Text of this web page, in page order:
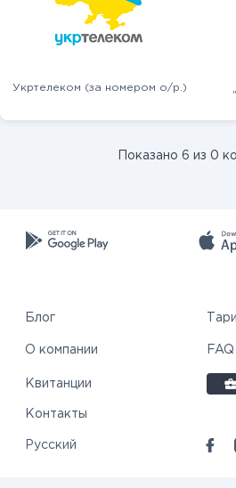
Укртелеком (за номером о/р.)
Показано 6 из 0
Блог
О компании
Квитанции
FAQ
Контакты
Русский